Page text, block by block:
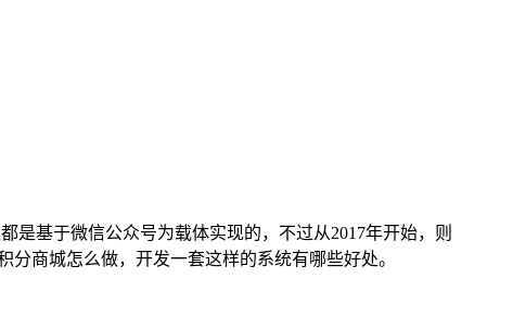
是基于微信公众号为载体实现的，不过从2017年开始，则
分商城怎么做，开发一套这样的系统有哪些好处。